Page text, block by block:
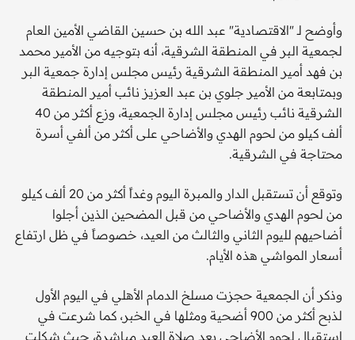
وأوضح لـ "الاقتصادية" عبد الله بن حسين القاضي الأمين العام
لجمعية البر في المنطقة الشرقية، أنه بتوجيه من الأمير محمد
بن فهد أمير المنطقة الشرقية رئيس مجلس إدارة جمعية البر
وبمتابعة من الأمير جلوي بن عبد العزيز نائب أمير المنطقة
الشرقية نائب رئيس مجلس إدارة الجمعية، وزع أكثر من 40
ألف كيلو من لحوم الهدي والأضاحي على أكثر من ألفي أسرة
محتاجة في الشرقية.
وتوقع أن تستقبل الدار والمبرة اليوم وغداً أكثر من 20 ألف كيلو
من لحوم الهدي والأضاحي من قبل المضحين الذين أجلوا
أضاحيهم لليوم الثاني والثالث من العيد، خصوصاً في ظل ارتفاع
أسعار المواشي هذه الأيام.
وذكر أن الجمعية حجزت مسلخ الدمام الأهلي في اليوم الأول
لذبح أكثر من 900 أضحية ومثلها في الخبر، كما شرعت في
استقبال لحوم الأضاحي بعد صلاة العيد مباشرة، حيث شكلت